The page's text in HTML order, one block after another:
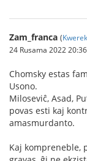
Zam_franca (
24 Rusama 2022
Chomsky estas
Usono.
Miloseviĉ, Asad,
povas esti kaj
amasmurdanto.
Kaj kompreneble,